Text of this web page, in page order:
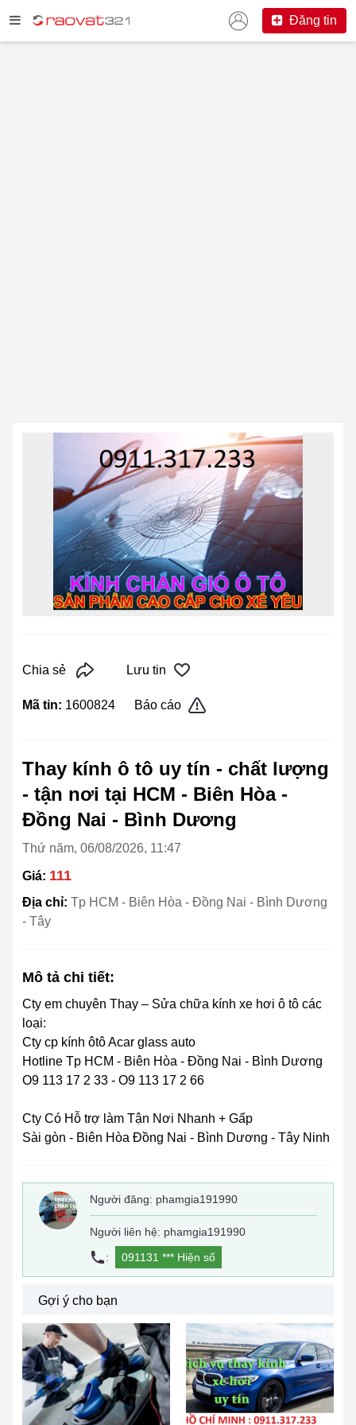
Đăng tin
Chia sẻ Lưu tin
Mã tin: 1600824 Báo cáo
Thay kính ô tô uy tín - chất lượng
- tận nơi tại HCM - Biên Hòa -
Đồng Nai - Bình Dương
Thứ năm, 06/08/2026, 11:47
Giá: 111
Địa chỉ: Tp HCM - Biên Hòa - Đồng Nai - Bình Dương
- Tây
Mô tả chi tiết:
Cty em chuyên Thay – Sửa chữa kính xe hơi ô tô các
loại:
Cty cp kính ôtô Acar glass auto
Hotline Tp HCM - Biên Hòa - Đồng Nai - Bình Dương
O9 113 17 2 33 - O9 113 17 2 66
Cty Có Hỗ trợ làm Tận Nơi Nhanh + Gấp
Sài gòn - Biên Hòa Đồng Nai - Bình Dương - Tây Ninh
Người đăng: phamgia191990
Người liên hệ: phamgia191990
:
091131 *** Hiện số
Gợi ý cho bạn